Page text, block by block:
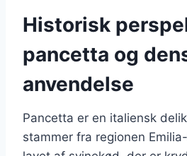
Historisk
pancetta og
anvendelse
Pancetta er en italiensk
stammer fra regionen